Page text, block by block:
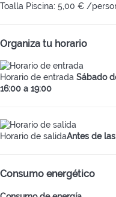
Toalla Piscina: 5,00 € /
Organiza tu horario
Horario de entrada Sábado
16:00 a 19:00
Horario de salidaAntes de
Consumo energético